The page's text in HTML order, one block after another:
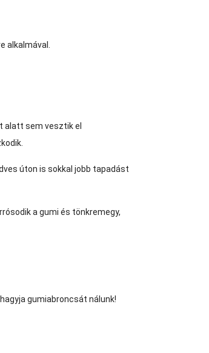
alkalmával.
alatt sem vesztik el
úton is sokkal jobb tapadást
a gumi és tönkremegy,
gumiabroncsát nálunk!